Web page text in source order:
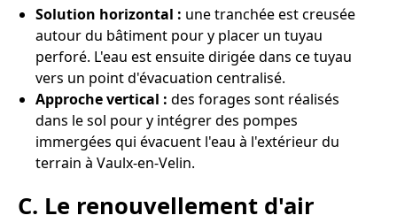
Solution horizontal : une tranchée est creusée
autour du bâtiment pour y placer un tuyau
perforé. L'eau est ensuite dirigée dans ce tuyau
vers un point d'évacuation centralisé.
Approche vertical : des forages sont réalisés
dans le sol pour y intégrer des pompes
immergées qui évacuent l'eau à l'extérieur du
terrain à Vaulx-en-Velin.
C. Le renouvellement d'air